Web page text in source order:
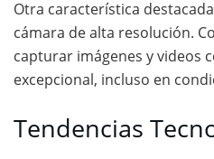
Otra característica
cámara de alta resolución.
capturar imágenes y videos
excepcional, incluso en
Tendencias